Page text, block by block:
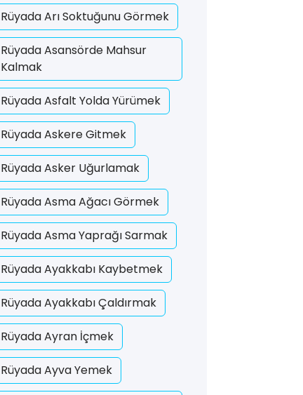
Rüyada Arı Soktuğunu Görmek
Rüyada Asansörde Mahsur
Kalmak
Rüyada Asfalt Yolda Yürümek
Rüyada Askere Gitmek
Rüyada Asker Uğurlamak
Rüyada Asma Ağacı Görmek
Rüyada Asma Yaprağı Sarmak
Rüyada Ayakkabı Kaybetmek
Rüyada Ayakkabı Çaldırmak
Rüyada Ayran İçmek
Rüyada Ayva Yemek